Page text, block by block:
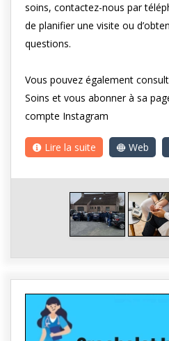
soins, contactez-nous par
de planifier une visite ou
questions.
Vous pouvez également
Soins et vous abonner à sa
compte Instagram
Lire la suite Web